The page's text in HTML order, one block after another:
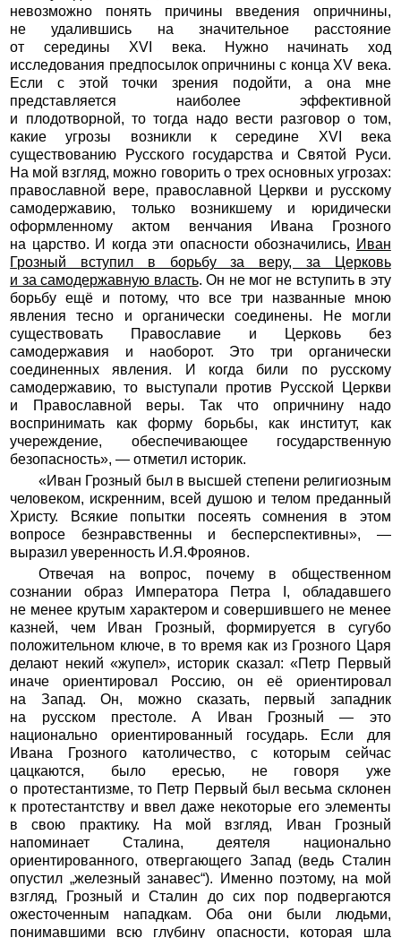
невозможно понять причины введения опричнины,
не удалившись на значительное расстояние
от середины ХVI века. Нужно начинать ход
исследования предпосылок опричнины с конца ХV века.
Если с этой точки зрения подойти, а она мне
представляется наиболее эффективной
и плодотворной, то тогда надо вести разговор о том,
какие угрозы возникли к середине ХVI века
существованию Русского государства и Святой Руси.
На мой взгляд, можно говорить о трех основных угрозах:
православной вере, православной Церкви и русскому
самодержавию, только возникшему и юридически
оформленному актом венчания Ивана Грозного
на царство. И когда эти опасности обозначились, Иван
Грозный вступил в борьбу за веру, за Церковь
и за самодержавную власть. Он не мог не вступить в эту
борьбу ещё и потому, что все три названные мною
явления тесно и органически соединены. Не могли
существовать Православие и Церковь без
самодержавия и наоборот. Это три органически
соединенных явления. И когда били по русскому
самодержавию, то выступали против Русской Церкви
и Православной веры. Так что опричнину надо
воспринимать как форму борьбы, как институт, как
учереждение, обеспечивающее государственную
безопасность», — отметил историк.
«Иван Грозный был в высшей степени религиозным
человеком, искренним, всей душою и телом преданный
Христу. Всякие попытки посеять сомнения в этом
вопросе безнравственны и бесперспективны», —
выразил уверенность И.Я.Фроянов.
Отвечая на вопрос, почему в общественном
сознании образ Императора Петра I, обладавшего
не менее крутым характером и совершившего не менее
казней, чем Иван Грозный, формируется в сугубо
положительном ключе, в то время как из Грозного Царя
делают некий «жупел», историк сказал: «Петр Первый
иначе ориентировал Россию, он её ориентировал
на Запад. Он, можно сказать, первый западник
на русском престоле. А Иван Грозный — это
национально ориентированный государь. Если для
Ивана Грозного католичество, с которым сейчас
цацкаются, было ересью, не говоря уже
о протестантизме, то Петр Первый был весьма склонен
к протестантству и ввел даже некоторые его элементы
в свою практику. На мой взгляд, Иван Грозный
напоминает Сталина, деятеля национально
ориентированного, отвергающего Запад (ведь Сталин
опустил „железный занавес“). Именно поэтому, на мой
взгляд, Грозный и Сталин до сих пор подвергаются
ожесточенным нападкам. Оба они были людьми,
понимавшими всю глубину опасности, которая шла